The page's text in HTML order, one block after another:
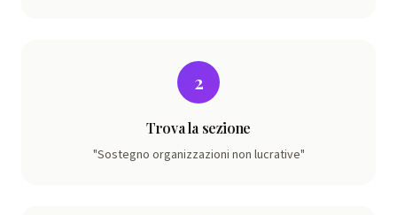
2
Trova la sezione
"Sostegno organizzazioni non lucrative"